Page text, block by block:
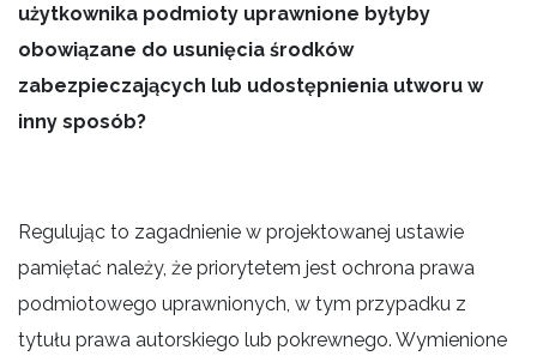
użytkownika podmioty uprawnione byłyby
obowiązane do usunięcia środków
zabezpieczających lub udostępnienia utworu w
inny sposób?
Regulując to zagadnienie w projektowanej ustawie
pamiętać należy, że priorytetem jest ochrona prawa
podmiotowego uprawnionych, w tym przypadku z
tytułu prawa autorskiego lub pokrewnego. Wymienione